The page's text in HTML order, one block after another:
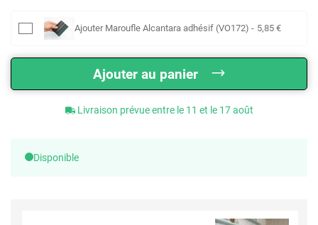
Ajouter Maroufle Alcantara adhésif (VO172) - 5,85 €
Ajouter au panier
Livraison prévue entre le 11 et le 17 août
Disponible